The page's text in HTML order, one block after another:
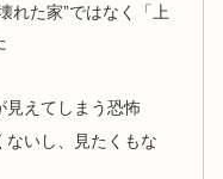
れた家”ではなく「上
見えてしまう恐怖
ないし、見たくもな